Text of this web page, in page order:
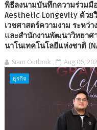
พิธีลงนามบันทึกความร่วมมื
Aesthetic Longevity ด้วย
เวชศาสตร์ความงาม ระหว่
และสำนักงานพัฒนาวิทยาศ
นาโนเทคโนโลยีแห่งชาติ
Siam Outlook Aug 06,
ธุรกิจ